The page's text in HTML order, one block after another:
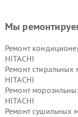
Мы
Ремонт
HITACHI
Ремонт стиральных
HITACHI
Ремонт
HITACHI
Ремонт сушильных